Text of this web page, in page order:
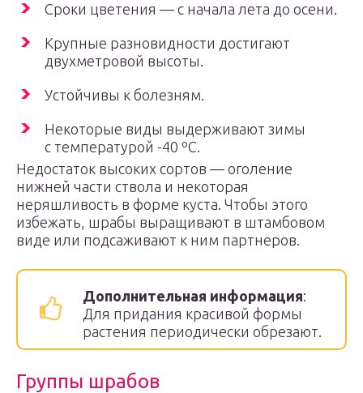
Сроки цветения — с начала лета до осени.
Крупные разновидности достигают
двухметровой высоты.
Устойчивы к болезням.
Некоторые виды выдерживают зимы
с температурой -40 ºС.
Недостаток высоких сортов — оголение
нижней части ствола и некоторая
неряшливость в форме куста. Чтобы этого
избежать, шрабы выращивают в штамбовом
виде или подсаживают к ним партнеров.
Дополнительная информация:
Для придания красивой формы
растения периодически обрезают.
Группы шрабов